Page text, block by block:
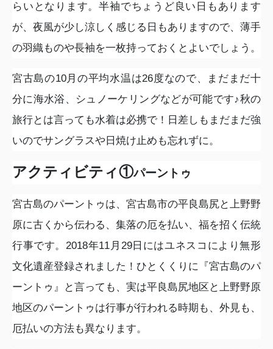
らいとなります。半袖でちょうど良い日もあります
が、夜風が少し涼しく感じる日もありますので、薄手
の羽織ものや長袖を一枚持っておくとよいでしょう。
宮古島の10月の平均水温は26度なので、まだまだ十
分に海水浴、シュノーケリングなどが可能です♪秋の
旅行とは言っても水着は必携で！日差しもまだまだ強
いのでサングラスや日焼け止めも忘れずに。
アクティビティ①パーントゥ
宮古島のパーントゥは、宮古島市の平良島尻と上野野
原に古くから伝わる、集落の厄を払い、福を招く伝統
行事です。2018年11 月 29日にはユネスコにより無形
文化遺産登録されました！ひとくくりに『宮古島のパ
ーントゥ』と言っても、実は平良島尻地区と上野野原
地区のパーントゥは行事が行われる時期も、外見も、
厄払いの方法も異なります。